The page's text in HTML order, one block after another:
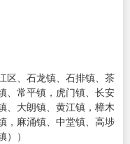
区、石龙镇、石排镇、茶
、常平镇，虎门镇、长安
、大朗镇、黄江镇，樟木
，麻涌镇、中堂镇、高埗
）